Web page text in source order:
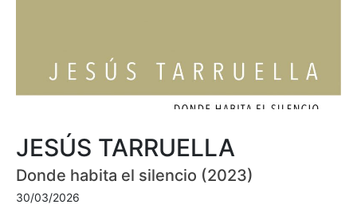
JESÚS TARRUELLA
Donde habita el silencio (2023)
30/03/2026